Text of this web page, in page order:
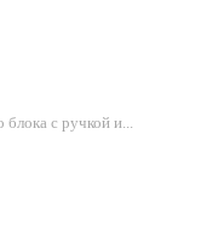
блока с ручкой и...